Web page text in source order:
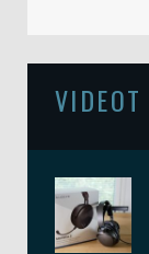
VIDEOT